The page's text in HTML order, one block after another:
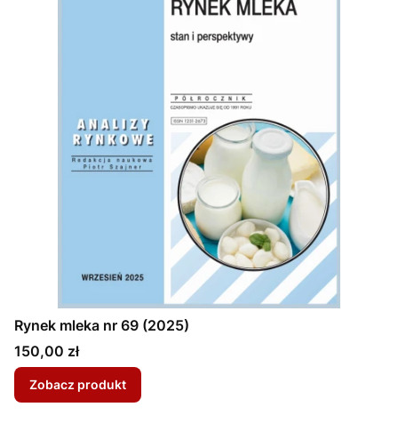
Rynek mleka nr 69 (2025)
Cena
150,00 zł
Zobacz produkt